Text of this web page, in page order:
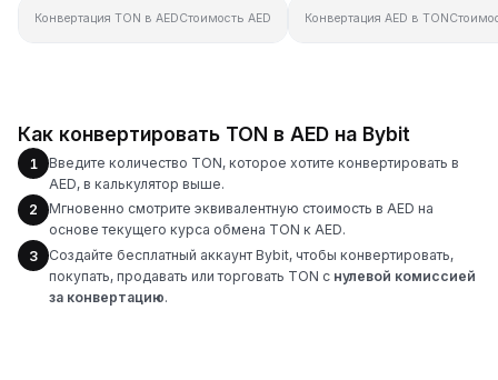
Конвертация TON в AEDСтоимость AED Конвертация AED в TON
Как конвертировать TON в AED на Bybit
1
Введите количество TON, которое хотите конвертировать в
AED, в калькулятор выше.
2
Мгновенно смотрите эквивалентную стоимость в AED на
основе текущего курса обмена TON к AED.
3
Создайте бесплатный аккаунт Bybit, чтобы конвертировать,
покупать, продавать или торговать TON с нулевой комиссией
за конвертацию.